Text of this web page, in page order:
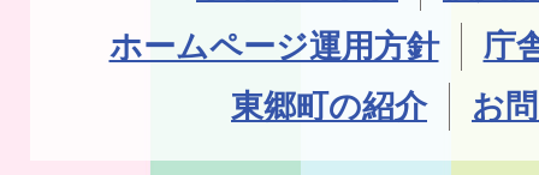
ホームページ運用方針
庁
東郷町の紹介
お